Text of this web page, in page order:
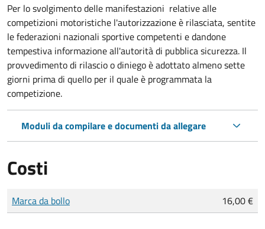
Per lo svolgimento delle manifestazioni relative alle
competizioni motoristiche l'autorizzazione è rilasciata, sentite
le federazioni nazionali sportive competenti e dandone
tempestiva informazione all'autorità di pubblica sicurezza. Il
provvedimento di rilascio o diniego è adottato almeno sette
giorni prima di quello per il quale è programmata la
competizione.
Moduli da compilare e documenti da allegare
Costi
Tipo di pagamento
Importo
Marca da bollo 16,00 €